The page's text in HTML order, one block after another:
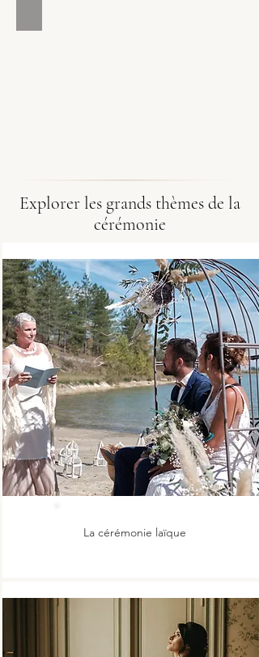
Explorer les grands thèmes de la
cérémonie
La cérémonie laïque